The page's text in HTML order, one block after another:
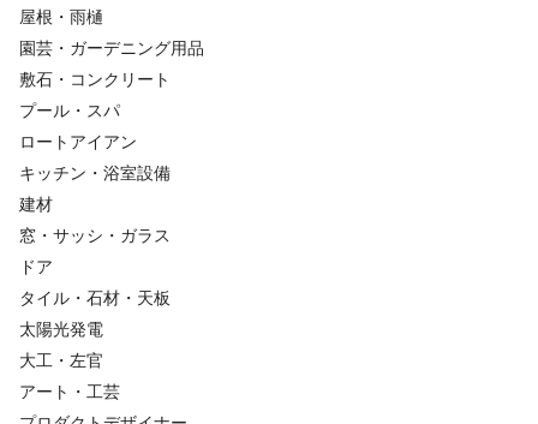
屋根・雨樋
園芸・ガーデニング用品
敷石・コンクリート
プール・スパ
ロートアイアン
キッチン・浴室設備
建材
窓・サッシ・ガラス
ドア
タイル・石材・天板
太陽光発電
大工・左官
アート・工芸